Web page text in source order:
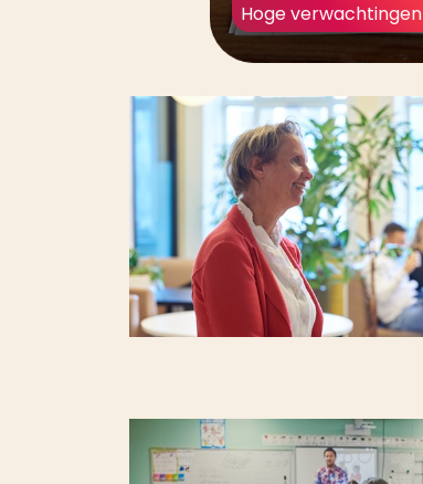
Hoge verwachtingen